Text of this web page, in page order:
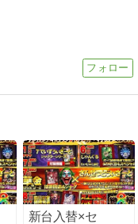
新台入替×セ